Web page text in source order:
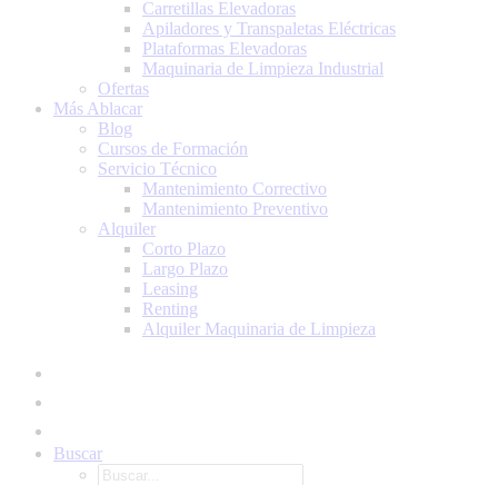
Carretillas Elevadoras
Apiladores y Transpaletas Eléctricas
Plataformas Elevadoras
Maquinaria de Limpieza Industrial
Ofertas
Más Ablacar
Blog
Cursos de Formación
Servicio Técnico
Mantenimiento Correctivo
Mantenimiento Preventivo
Alquiler
Corto Plazo
Largo Plazo
Leasing
Renting
Alquiler Maquinaria de Limpieza
Buscar